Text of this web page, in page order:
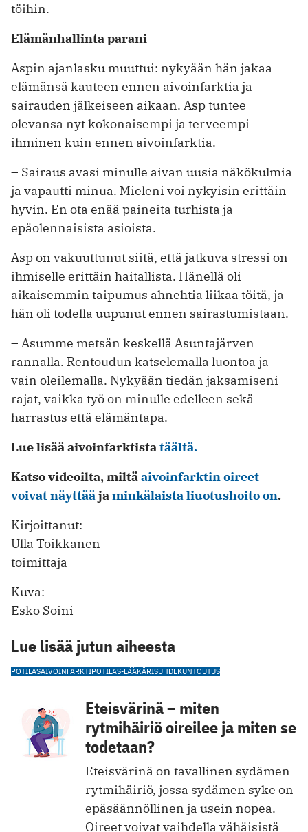
töihin.
Elämänhallinta parani
Aspin ajanlasku muuttui: nykyään hän jakaa
elämänsä kauteen ennen aivoinfarktia ja
sairauden jälkeiseen aikaan. Asp tuntee
olevansa nyt kokonaisempi ja terveempi
ihminen kuin ennen aivoinfarktia.
– Sairaus avasi minulle aivan uusia näkökulmia
ja vapautti minua. Mieleni voi nykyisin erittäin
hyvin. En ota enää paineita turhista ja
epäolennaisista asioista.
Asp on vakuuttunut siitä, että jatkuva stressi on
ihmiselle erittäin haitallista. Hänellä oli
aikaisemmin taipumus ahnehtia liikaa töitä, ja
hän oli todella uupunut ennen sairastumistaan.
– Asumme metsän keskellä Asuntajärven
rannalla. Rentoudun katselemalla luontoa ja
vain oleilemalla. Nykyään tiedän jaksamiseni
rajat, vaikka työ on minulle edelleen sekä
harrastus että ­elämäntapa.
Lue lisää aivoinfarktistatäältä.
Katso videoilta, miltäaivoinfarktin oireet
voivat näyttääjaminkälaista liuotushoito on.
Kirjoittanut:
Ulla Toikkanen
toimittaja
Kuva:
Esko Soini
Lue lisää jutun aiheesta
POTILASAIVOINFARKTIPOTILAS-LÄÄKÄRISUHDEKUNTOUTUS
Eteisvärinä – miten
rytmihäiriö oireilee ja miten se
todetaan?
Eteisvärinä on tavallinen sydämen
rytmihäiriö, jossa sydämen syke on
epäsäännöllinen ja usein nopea.
Oireet voivat vaihdella vähäisistä